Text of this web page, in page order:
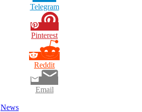
Telegram
Pinterest
Reddit
Email
News